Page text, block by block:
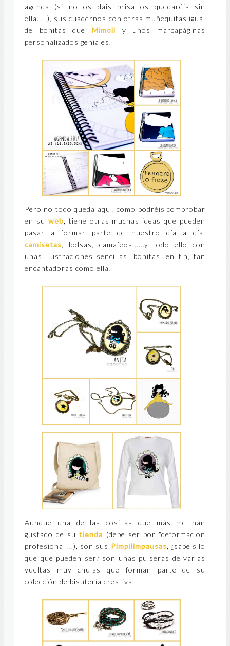
agenda (si no os dáis prisa os quedaréis sin
ella.....), sus cuadernos con otras muñequitas igual
de bonitas que Mimoli y unos marcapáginas
personalizados geniales.
Pero no todo queda aquí, como podréis comprobar
en su web, tiene otras muchas ideas que pueden
pasar a formar parte de nuestro día a día:
camisetas, bolsas, camafeos......y todo ello con
unas ilustraciones sencillas, bonitas, en fin, tan
encantadoras como ella!
Aunque una de las cosillas que más me han
gustado de sutienda (debe ser por "deformación
profesional"...), son sus Pimpilimpausas, ¿sabéis lo
que que pueden ser? son unas pulseras de varias
vueltas muy chulas que forman parte de su
colección de bisutería creativa.